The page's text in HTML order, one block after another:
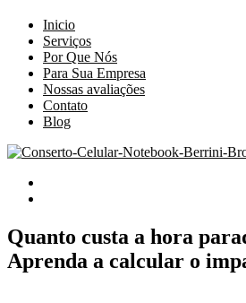
Inicio
Serviços
Por Que Nós
Para Sua Empresa
Nossas avaliações
Contato
Blog
Quanto custa a hora
Aprenda a calcular o